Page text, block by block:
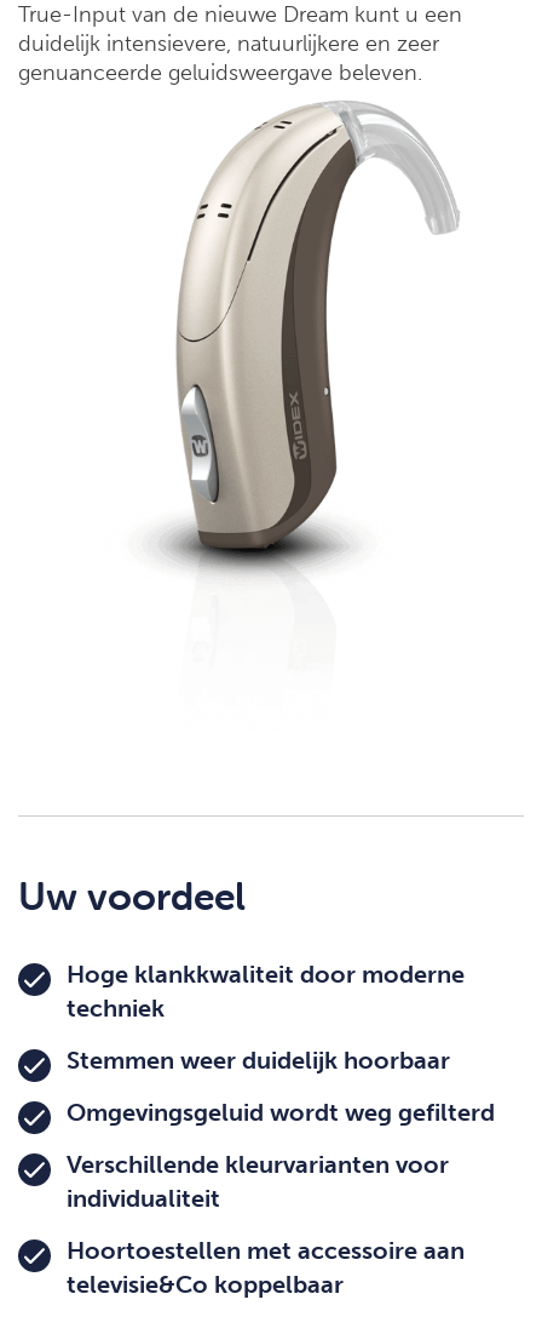
True-Input van de nieuwe Dream kunt u een
duidelijk intensievere, natuurlijkere en zeer
genuanceerde geluidsweergave beleven.
Uw voordeel
Hoge klankkwaliteit door moderne
techniek
Stemmen weer duidelijk hoorbaar
Omgevingsgeluid wordt weg gefilterd
Verschillende kleurvarianten voor
individualiteit
Hoortoestellen met accessoire aan
televisie&Co koppelbaar